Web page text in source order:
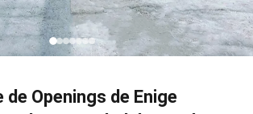
de Openings de Enige